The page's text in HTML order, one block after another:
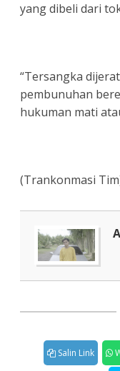
yang dibeli dari
“Tersangka
pembunuhan
hukuman mati
(Trankonmasi
Salin Link